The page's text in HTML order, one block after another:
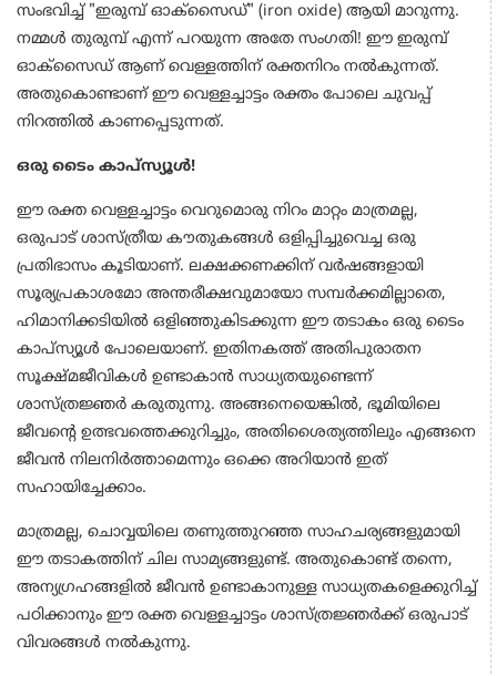
സംഭവിച്ച് "ഇരുമ്പ് ഓക്സൈഡ്" (iron oxide) ആയി മാറുന്നു.
നമ്മൾ തുരുമ്പ് എന്ന് പറയുന്ന അതേ സംഗതി! ഈ ഇരുമ്പ്
ഓക്സൈഡ് ആണ് വെള്ളത്തിന് രക്തനിറം നൽകുന്നത്.
അതുകൊണ്ടാണ് ഈ വെള്ളച്ചാട്ടം രക്തം പോലെ ചുവപ്പ്
നിറത്തിൽ കാണപ്പെടുന്നത്.
ഒരു ടൈം കാപ്സ്യൂൾ!
ഈ രക്ത വെള്ളച്ചാട്ടം വെറുമൊരു നിറം മാറ്റം മാത്രമല്ല,
ഒരുപാട് ശാസ്ത്രീയ കൗതുകങ്ങൾ ഒളിപ്പിച്ചുവെച്ച ഒരു
പ്രതിഭാസം കൂടിയാണ്. ലക്ഷക്കണക്കിന് വർഷങ്ങളായി
സൂര്യപ്രകാശമോ അന്തരീക്ഷവുമായോ സമ്പർക്കമില്ലാതെ,
ഹിമാനിക്കടിയിൽ ഒളിഞ്ഞുകിടക്കുന്ന ഈ തടാകം ഒരു ടൈം
കാപ്സ്യൂൾ പോലെയാണ്. ഇതിനകത്ത് അതിപുരാതന
സൂക്ഷ്മജീവികൾ ഉണ്ടാകാൻ സാധ്യതയുണ്ടെന്ന്
ശാസ്ത്രജ്ഞർ കരുതുന്നു. അങ്ങനെയെങ്കിൽ, ഭൂമിയിലെ
ജീവന്റെ ഉത്ഭവത്തെക്കുറിച്ചും, അതിശൈത്യത്തിലും എങ്ങനെ
ജീവൻ നിലനിർത്താമെന്നും ഒക്കെ അറിയാൻ ഇത്
സഹായിച്ചേക്കാം.
മാത്രമല്ല, ചൊവ്വയിലെ തണുത്തുറഞ്ഞ സാഹചര്യങ്ങളുമായി
ഈ തടാകത്തിന് ചില സാമ്യങ്ങളുണ്ട്. അതുകൊണ്ട് തന്നെ,
അന്യഗ്രഹങ്ങളിൽ ജീവൻ ഉണ്ടാകാനുള്ള സാധ്യതകളെക്കുറിച്ച്
പഠിക്കാനും ഈ രക്ത വെള്ളച്ചാട്ടം ശാസ്ത്രജ്ഞർക്ക് ഒരുപാട്
വിവരങ്ങൾ നൽകുന്നു.